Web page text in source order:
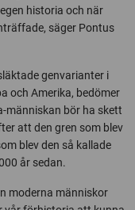
historia och när
säger Pontus
genvarianter i
och Amerika, bedömer
människan bör ha skett
att den gren som blev
blev den så kallade
år sedan.
moderna människor